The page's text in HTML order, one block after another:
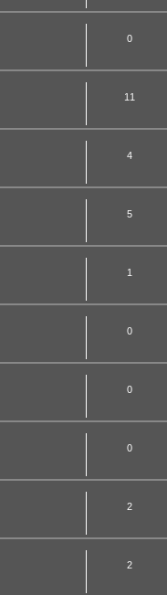
0
11
4
5
1
0
0
0
2
2